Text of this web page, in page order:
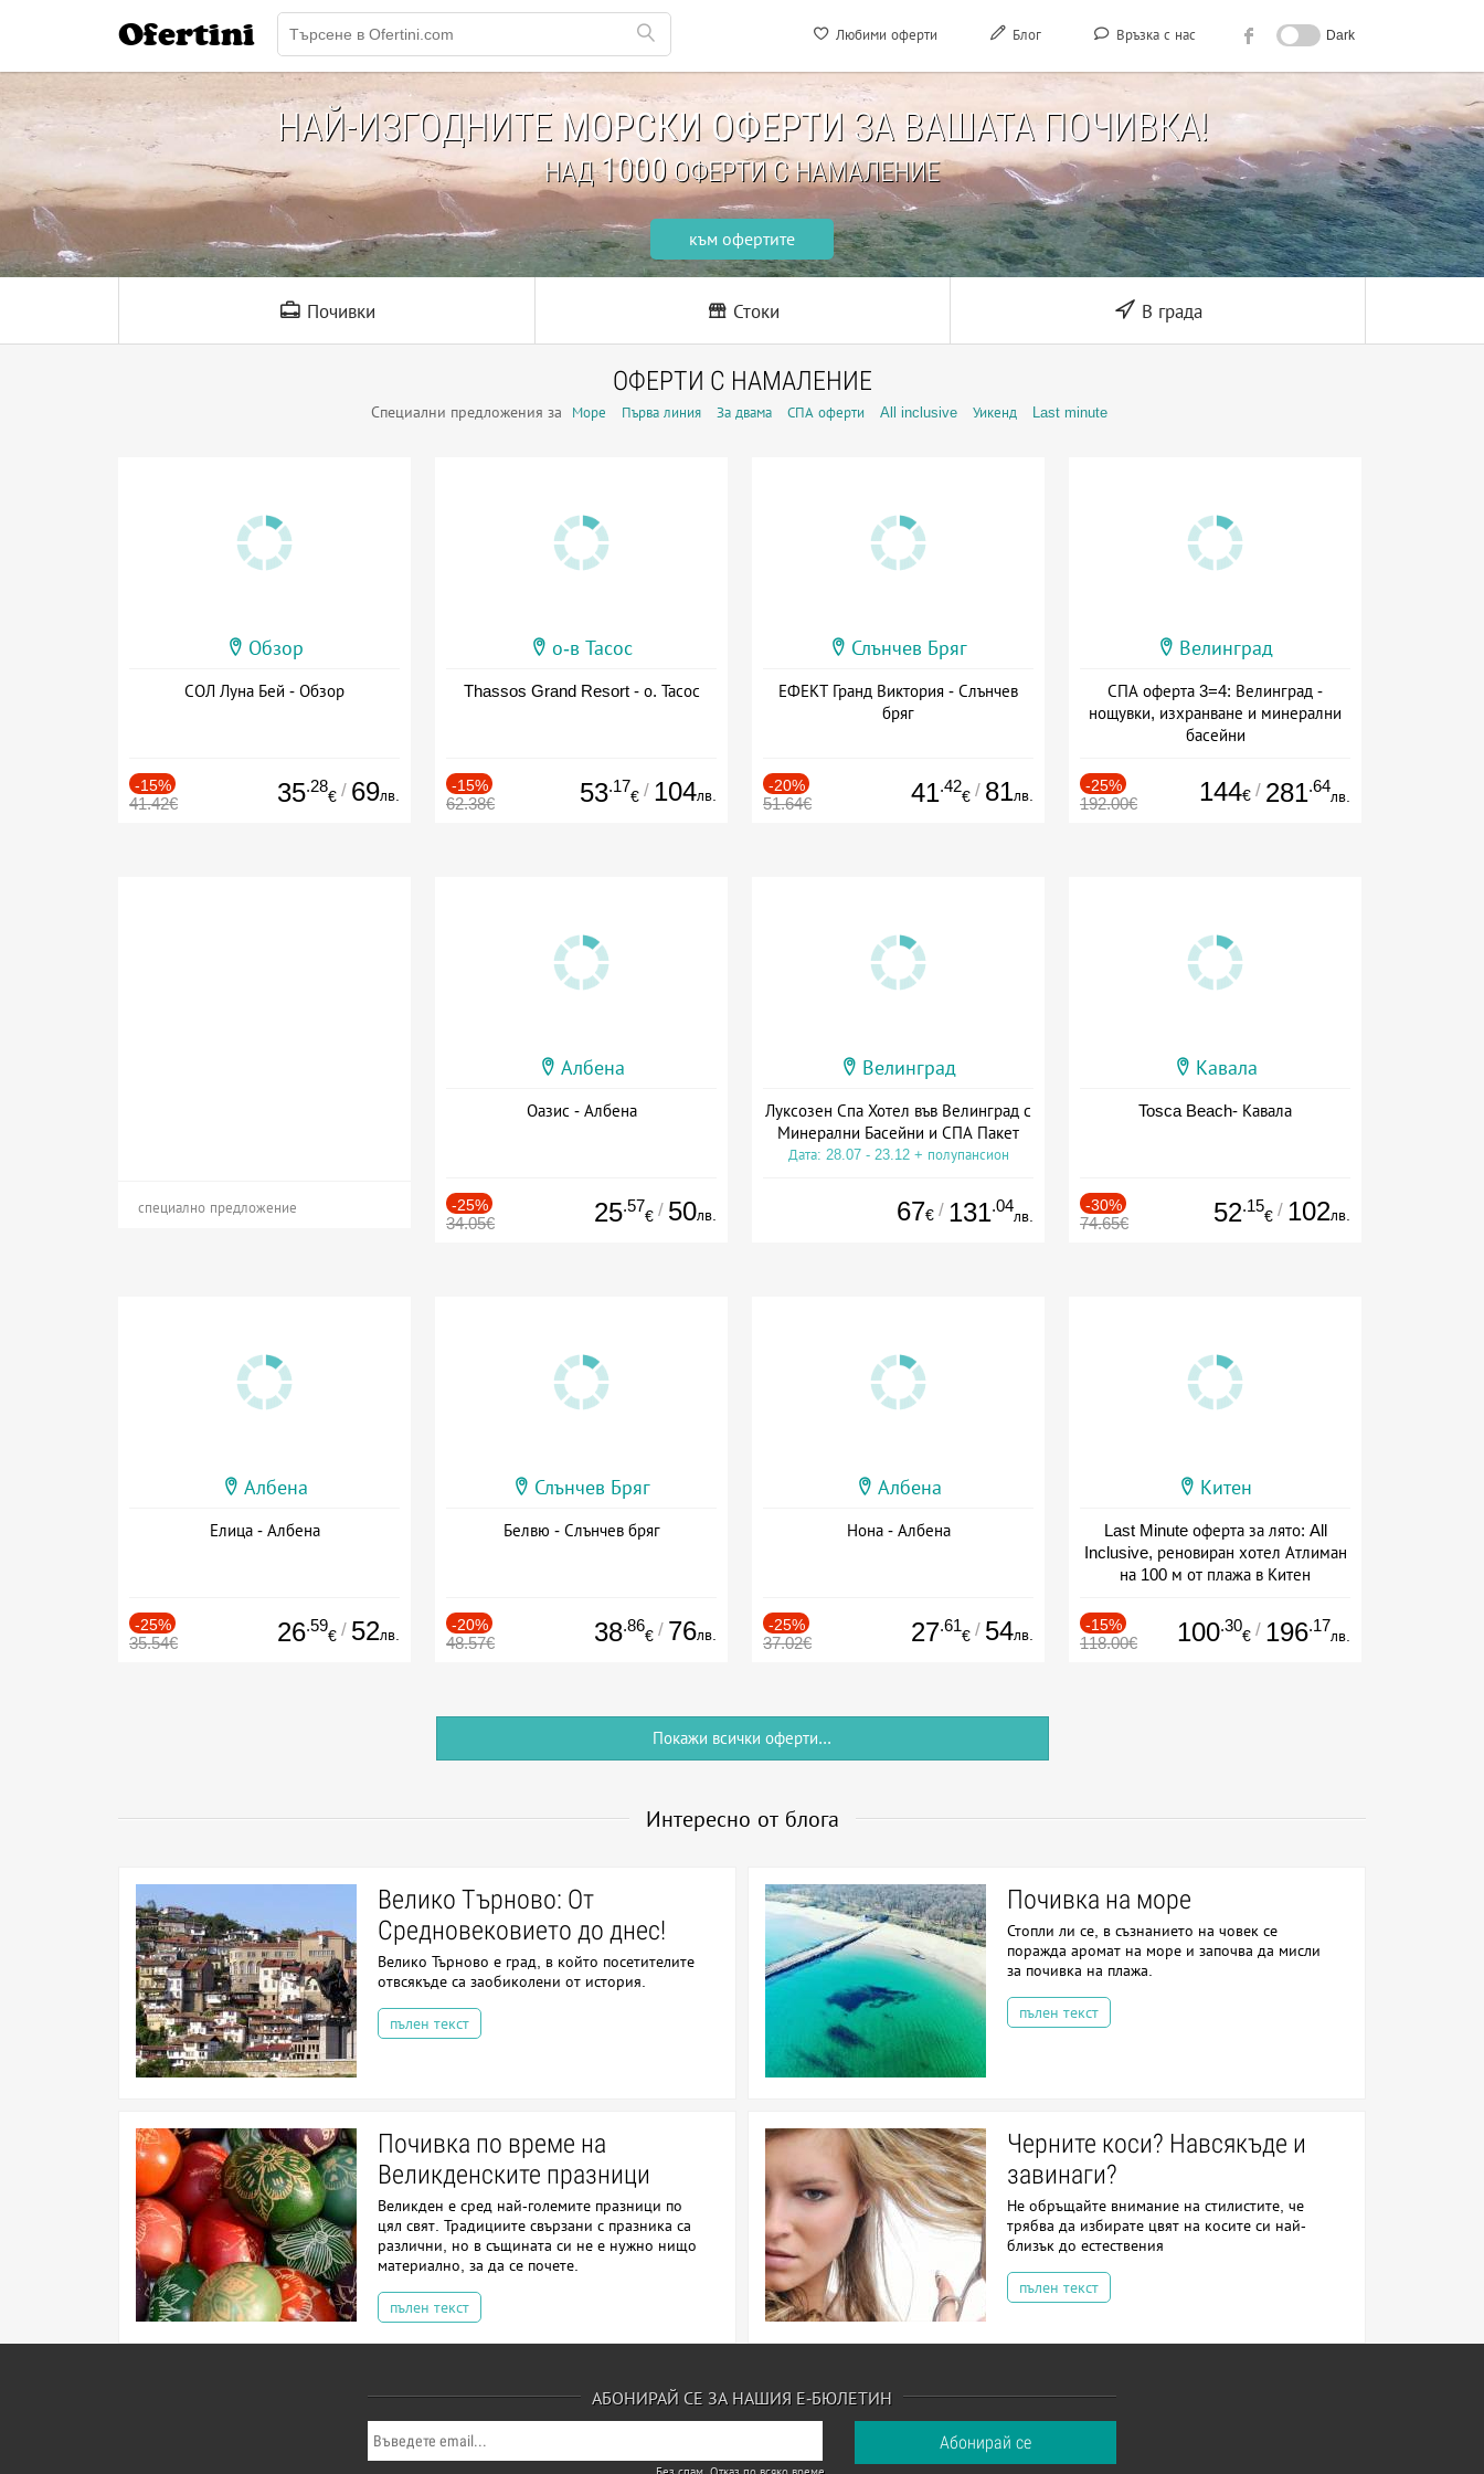
Любими оферти Блог Връзка с нас Dark
Ofertini
НАЙ-ИЗГОДНИТЕ МОРСКИ ОФЕРТИ ЗА ВАШАТА ПОЧИВКА!
НАД1000ОФЕРТИ С НАМАЛЕНИЕ
към офертите
Почивки Стоки В града
ОФЕРТИ С НАМАЛЕНИЕ
Специални предложения за Море Първа линия За двама СПА оферти All inclusive Уикенд Last minute
Обзор
СОЛ Луна Бей - Обзор
-15%
41.42€ 35.28
€ / 69лв.
о-в Тасос
Thassos Grand Resort - о. Тасос
-15%
62.38€ 53.17
€ / 104лв.
Слънчев Бряг
ЕФЕКТ Гранд Виктория - Слънчев
бряг
-20%
51.64€ 41.42
€ / 81лв.
Велинград
СПА оферта 3=4: Велинград -
нощувки, изхранване и минерални
басейни
-25%
192.00€ 144€ / 281.64
лв.
специално предложение
Албена
Оазис - Албена
-25%
34.05€ 25.57
€ / 50лв.
Велинград
Луксозен Спа Хотел във Велинград с
Минерални Басейни и СПА Пакет
Дата: 28.07 - 23.12 + полупансион
67€ / 131.04
лв.
Кавала
Tosca Beach- Кавала
-30%
74.65€ 52.15
€ / 102лв.
Албена
Елица - Албена
-25%
35.54€ 26.59
€ / 52лв.
Слънчев Бряг
Белвю - Слънчев бряг
-20%
48.57€ 38.86
€ / 76лв.
Албена
Нона - Албена
-25%
37.02€ 27.61
€ / 54лв.
Китен
Last Minute оферта за лято: All
Inclusive, реновиран хотел Атлиман
на 100 м от плажа в Китен
-15%
118.00€ 100.30
€ / 196.17
лв.
Покажи всички оферти...
Интересно от блога
Велико Търново: От
Средновековието до днес!
Велико Търново е град, в който посетителите
отвсякъде са заобиколени от история.
пълен текст
Почивка на море
Стопли ли се, в съзнанието на човек се
поражда аромат на море и започва да мисли
за почивка на плажа.
пълен текст
Почивка по време на
Великденските празници
Великден е сред най-големите празници по
цял свят. Традициите свързани с празника са
различни, но в същината си не е нужно нищо
материално, за да се почете.
пълен текст
Черните коси? Навсякъде и
завинаги?
Не обръщайте внимание на стилистите, че
трябва да избирате цвят на косите си най-
близък до естествения
пълен текст
АБОНИРАЙ СЕ ЗА НАШИЯ Е-БЮЛЕТИН